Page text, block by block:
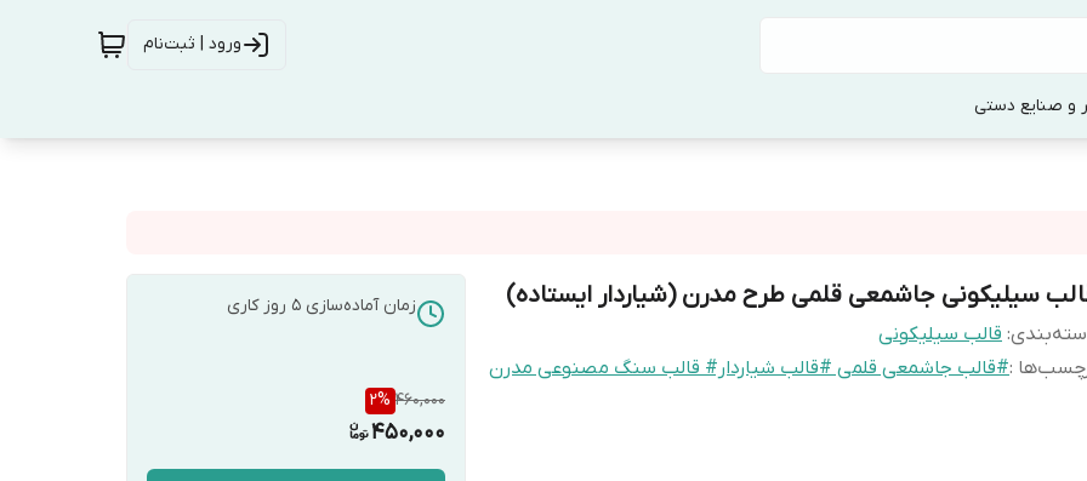
ورود | ثبت‌نام
و صنایع دستی
سیلیکونی جاشمعی قلمی طرح مدرن (شیاردار ایستاده)
: قالب سیلیکونی
:#قالب جاشمعی قلمی #قالب شیاردار# قالب سنگ مصنوعی مدرن
زمان آماده‌سازی 5 روز کاری
460,000
2%
450,000